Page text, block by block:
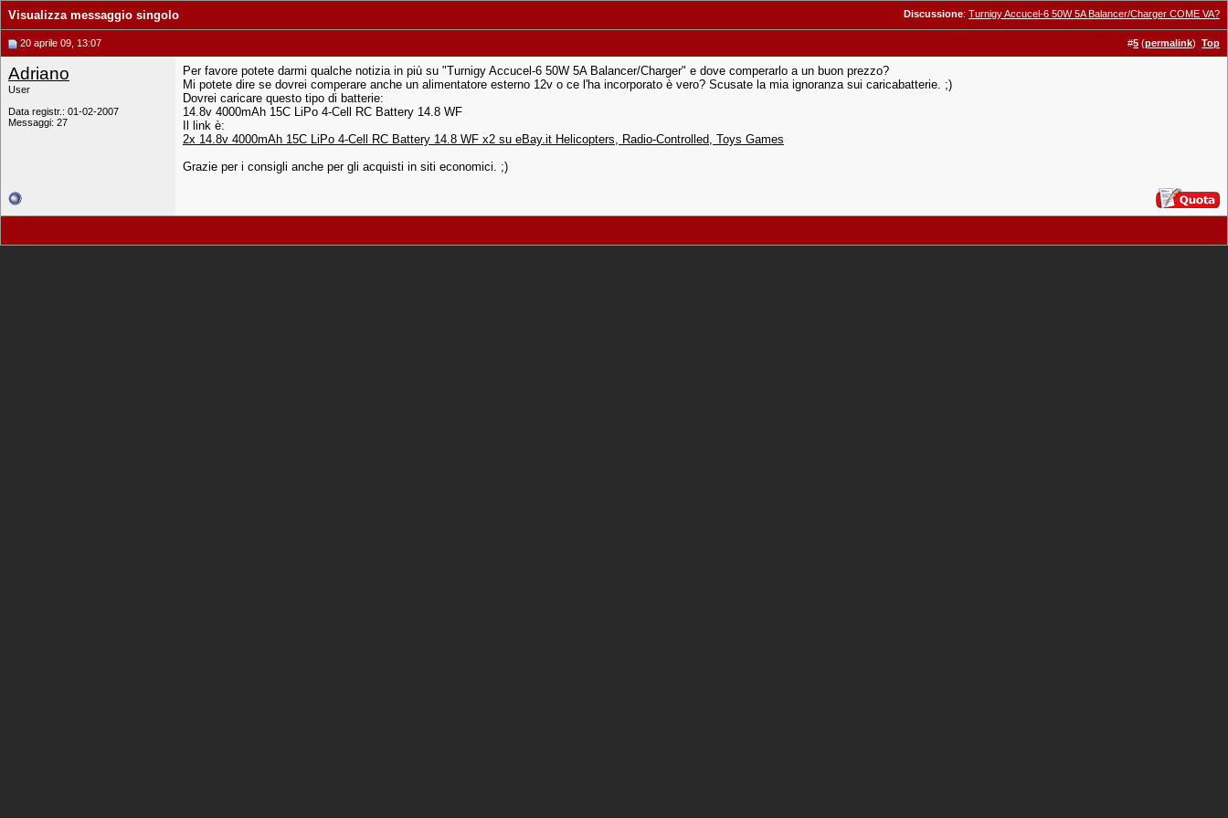
Discussione: Turnigy Accucel-6 50W 5A Balancer/Charger COME VA?
Visualizza messaggio singolo
20 aprile 09, 13:07 #5 (permalink) Top
Adriano
User
Data registr.: 01-02-2007
Messaggi: 27
Per favore potete darmi qualche notizia in più su "Turnigy Accucel-6 50W 5A Balancer/Charger" e dove comperarlo a un buon prezzo?
Mi potete dire se dovrei comperare anche un alimentatore esterno 12v o ce l'ha incorporato è vero? Scusate la mia ignoranza sui caricabatterie. ;)
Dovrei caricare questo tipo di batterie:
14.8v 4000mAh 15C LiPo 4-Cell RC Battery 14.8 WF
Il link è:
2x 14.8v 4000mAh 15C LiPo 4-Cell RC Battery 14.8 WF x2 su eBay.it Helicopters, Radio-Controlled, Toys Games
Grazie per i consigli anche per gli acquisti in siti economici. ;)